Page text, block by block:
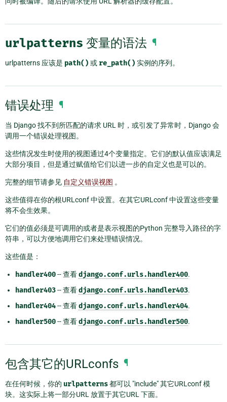
urlpatterns 变量的语法 ¶
urlpatterns 应该是 path() 或 re_path() 实例的序列。
错误处理 ¶
当 Django 找不到所匹配的请求 URL 时，或引发了异常时，Django 会
调用一个错误处理视图。
这些情况发生时使用的视图通过4个变量指定。它们的默认值应该满足
大部分项目，但是通过赋值给它们以进一步的自定义也是可以的。
完整的细节请参见 自定义错误视图 。
这些值得在你的根URLconf 中设置。在其它URLconf 中设置这些变量
将不会生效果。
它们的值必须是可调用的或者是表示视图的Python 完整导入路径的字
符串，可以方便地调用它们来处理错误情况。
这些值是：
handler400-- 查看django.conf.urls.handler400.
handler403-- 查看django.conf.urls.handler403.
handler404-- 查看django.conf.urls.handler404.
handler500-- 查看django.conf.urls.handler500.
包含其它的URLconfs ¶
在任何时候，你的 urlpatterns都可以 "include" 其它URLconf 模
块。这实际上将一部分URL 放置于其它URL 下面。